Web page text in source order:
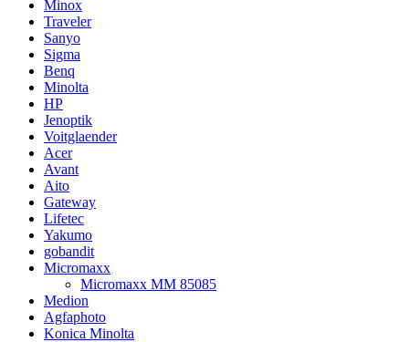
Minox
Traveler
Sanyo
Sigma
Benq
Minolta
HP
Jenoptik
Voitglaender
Acer
Avant
Aito
Gateway
Lifetec
Yakumo
gobandit
Micromaxx
Micromaxx MM 85085
Medion
Agfaphoto
Konica Minolta